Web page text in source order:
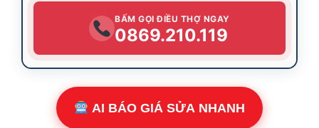
BẤM GỌI ĐIỀU THỢ NGAY
0869.210.119
AI BÁO GIÁ SỬA NHANH